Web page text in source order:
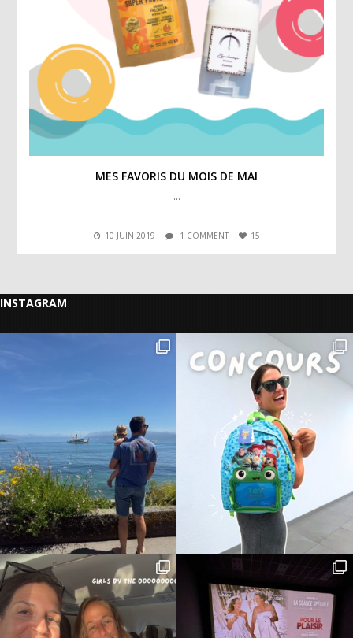
MES FAVORIS DU MOIS DE MAI
…
10 JUIN 2019 1 COMMENT 15
INSTAGRAM